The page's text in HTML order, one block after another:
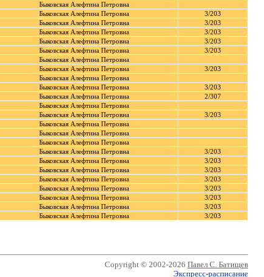
Быковская Алефтина Петровна
Быковская Алефтина Петровна
3/203
Быковская Алефтина Петровна
3/203
Быковская Алефтина Петровна
3/203
Быковская Алефтина Петровна
3/203
Быковская Алефтина Петровна
3/203
Быковская Алефтина Петровна
Быковская Алефтина Петровна
3/203
Быковская Алефтина Петровна
Быковская Алефтина Петровна
3/203
Быковская Алефтина Петровна
2/307
Быковская Алефтина Петровна
Быковская Алефтина Петровна
3/203
Быковская Алефтина Петровна
Быковская Алефтина Петровна
Быковская Алефтина Петровна
Быковская Алефтина Петровна
3/203
Быковская Алефтина Петровна
3/203
Быковская Алефтина Петровна
3/203
Быковская Алефтина Петровна
3/203
Быковская Алефтина Петровна
3/203
Быковская Алефтина Петровна
3/203
Быковская Алефтина Петровна
3/203
Быковская Алефтина Петровна 3/203
Copyright © 2002-2026 Павел С. Батищев
Экспресс-расписание